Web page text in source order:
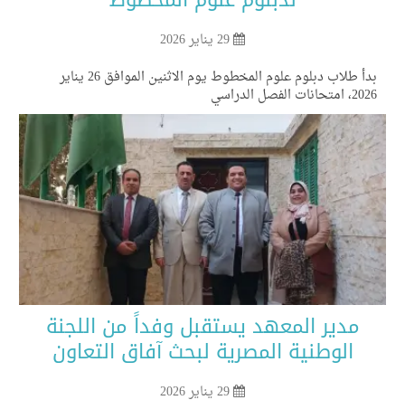
بدأ طلاب دبلوم علوم المخطوط يوم الاثنين الموافق 26 يناير
مدير المعهد يستقبل وفداً من اللجنة
الوطنية المصرية لبحث آفاق التعاون